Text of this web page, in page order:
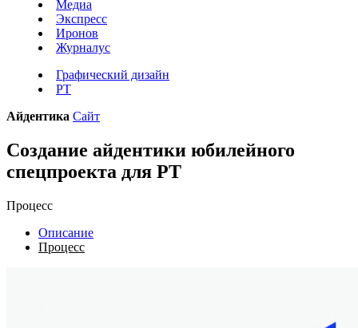
Медиа
Экспресс
Иронов
Журналус
Графический дизайн
РТ
Айдентика Сайт
Создание айдентики юбилейного
спецпроекта для РТ
Процесс
Описание
Процесс